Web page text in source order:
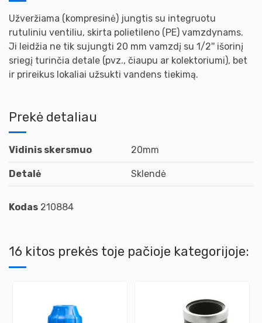
Užveržiama (kompresinė) jungtis su integruotu
rutuliniu ventiliu, skirta polietileno (PE) vamzdynams.
Ji leidžia ne tik sujungti 20 mm vamzdį su 1/2'' išorinį
sriegį turinčia detale (pvz., čiaupu ar kolektoriumi), bet
ir prireikus lokaliai užsukti vandens tiekimą.
Prekė detaliau
Vidinis skersmuo 20mm
Detalė Sklendė
Kodas 210884
16 kitos prekės toje pačioje kategorijoje: